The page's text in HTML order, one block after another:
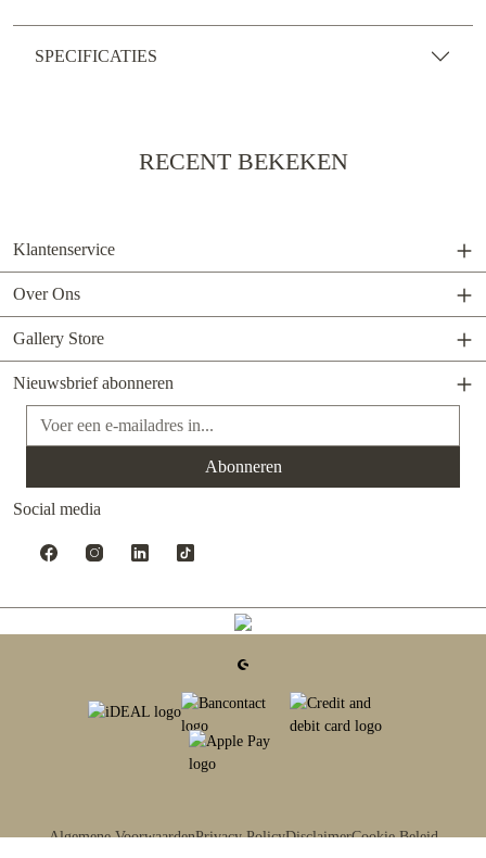
SPECIFICATIES
RECENT BEKEKEN
Klantenservice
Over Ons
Gallery Store
Nieuwsbrief abonneren
E-mailadres*
Abonneren
Social media
Algemene VoorwaardenPrivacy PolicyDisclaimerCookie Beleid